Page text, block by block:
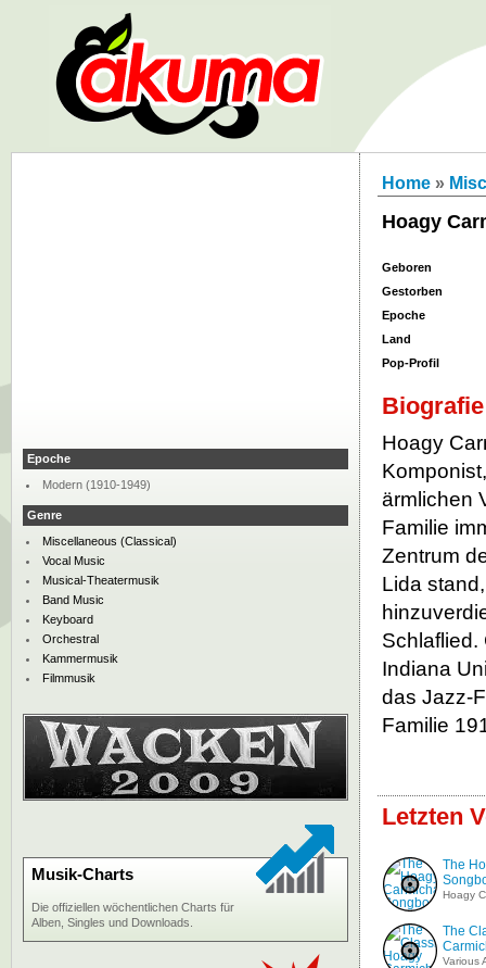
Home »
Hoagy
Geboren
Gestorben
Epoche
Land
Pop-Profil
Biografie
Hoagy
ärmlichen
Familie
Zentrum
Lida
Schlaflied.
Indiana
das Jazz-
Familie
Letzten
The
Hoagy
The
Various
Epoche
Modern (1910-1949)
Genre
Miscellaneous (Classical)
Vocal Music
Musical-Theatermusik
Band Music
Keyboard
Orchestral
Kammermusik
Filmmusik
Musik-Charts
Die offiziellen wöchentlichen Charts für
Alben, Singles und Downloads.